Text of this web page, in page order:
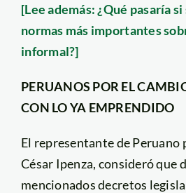
[Lee además: ¿Qué pasaría
normas más importantes
informal?]
PERUANOS POR EL
CON LO YA EMPRENDIDO
El representante de Peruano
César Ipenza, consideró que
mencionados decretos